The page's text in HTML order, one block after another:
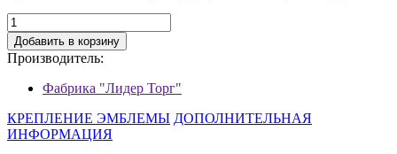
Добавить в корзину
Производитель:
Фабрика "Лидер Торг"
КРЕПЛЕНИЕ ЭМБЛЕМЫ ДОПОЛНИТЕЛЬНАЯ
ИНФОРМАЦИЯ